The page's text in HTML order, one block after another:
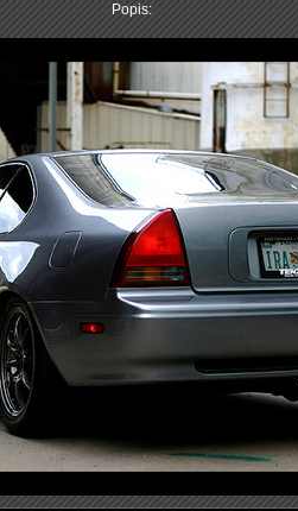
Popis: